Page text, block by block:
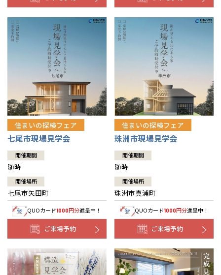
住まいの探検フェア
七尾市現場見学会
開催期間
随時
開催場所
七尾市矢田町
QUOカード1000円分進呈中！
ご来場予約
住まいの探検フェア
珠洲市現場見学会
開催期間
随時
開催場所
珠洲市真浦町
QUOカード1000円分進呈中！
ご来場予約